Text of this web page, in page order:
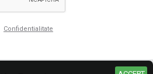
Confidentialitate